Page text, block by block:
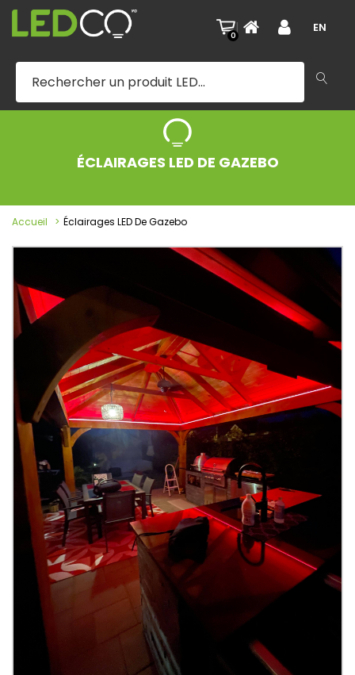
0
| EN
ÉCLAIRAGES LED DE GAZEBO
Accueil Éclairages LED De Gazebo